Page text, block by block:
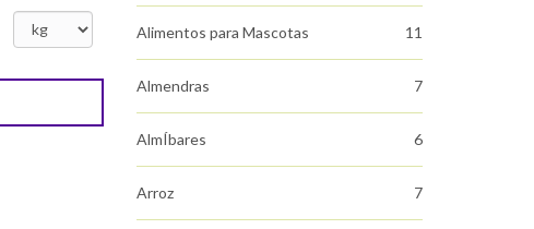
Alimentos para Mascotas 11
Almendras 7
AlmÍbares 6
Arroz 7